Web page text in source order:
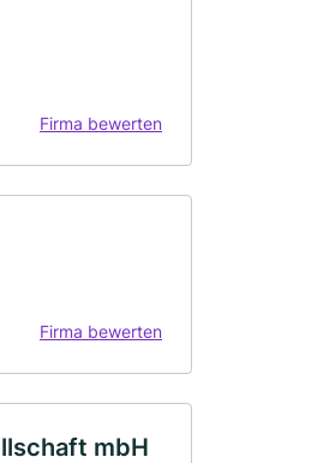
Firma bewerten
Firma bewerten
mbH